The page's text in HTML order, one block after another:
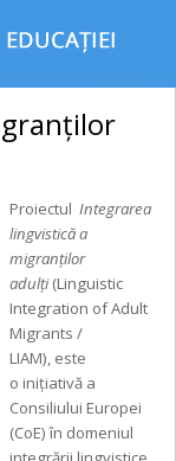
ProiectulIntegrarea
lingvistică a
migranților
adulți(Linguistic
Integration of Adult
Migrants /
LIAM), este
o inițiativă a
Consiliului Europei
(CoE) în domeniul